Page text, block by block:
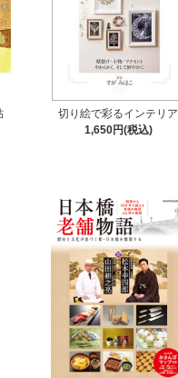
切り絵で彩るインテリア
1,650円(税込)